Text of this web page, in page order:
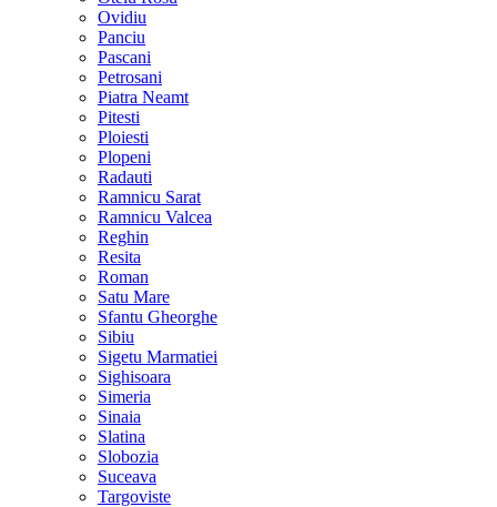
Ovidiu
Panciu
Pascani
Petrosani
Piatra Neamt
Pitesti
Ploiesti
Plopeni
Radauti
Ramnicu Sarat
Ramnicu Valcea
Reghin
Resita
Roman
Satu Mare
Sfantu Gheorghe
Sibiu
Sigetu Marmatiei
Sighisoara
Simeria
Sinaia
Slatina
Slobozia
Suceava
Targoviste